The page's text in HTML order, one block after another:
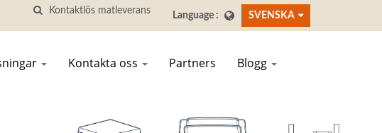
SVENSKA
Kontakta oss Partners Blogg